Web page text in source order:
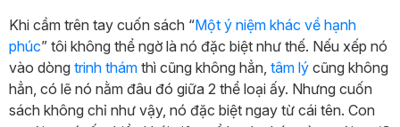
Khi cầm trên tay cuốn sách “Một ý niệm khác về hạnh
phúc” tôi không thể ngờ là nó đặc biệt như thế. Nếu xếp nó
vào dòng trinh thám thì cũng không hẳn, tâm lý cũng không
hẳn, có lẽ nó nằm đâu đó giữa 2 thể loại ấy. Nhưng cuốn
sách không chỉ như vậy, nó đặc biệt ngay từ cái tên. Con